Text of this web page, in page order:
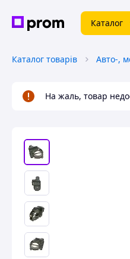
Каталог
Каталог товарів Авто-,
На жаль, товар